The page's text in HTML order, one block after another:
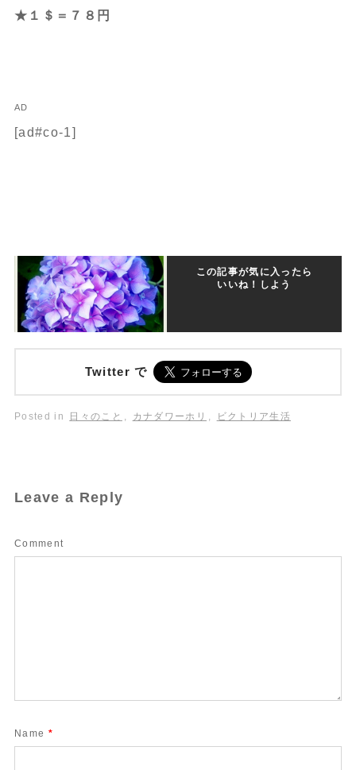
★１＄＝７８円
AD
[ad#co-1]
この記事が気に入ったら
いいね！しよう
Twitter で
Posted in 日々のこと カナダワーホリ ビクトリア生活
Leave a Reply
Comment
Name *